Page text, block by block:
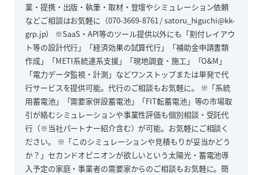
業・提携・出版・執筆・取材・登壇やシミュレーション依頼
などご相談はお気軽に（070-3669-8761 / satoru_higuchi@kk-
grp.jp） ※SaaS・API等のツール提供以外にも「割付レイアウ
ト等の設計代行」「経済効果の試算代行」「補助金申請書類
作成」「METI系統連系支援」「現地調査・施工」「O&M」
「電力データ監視・計測」などワンストップまたは単発で代
行サービスを提供可能。代行のご相談もお気軽に。 ※「系統
用蓄電池」「需要家併設蓄電池」「FIT転蓄電池」等の市場取
引が絡むシミュレーションや事業性評価も個別相談・受託代
行（※当社パートナー紹介含む）が可能。お気軽にご相談く
ださい。 ※「このシミュレーションや見積もりが妥当かどう
か？」セカンドオピニオンが欲しいという太陽光・蓄電池導
入予定の家庭・事業者の需要家からのご相談もお気軽に。簡